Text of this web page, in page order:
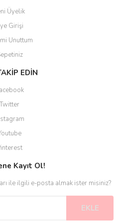
Üyelik
Girişi
Unuttum
EDİN
Twitter
Kayıt Ol!
ile ilgili e-posta almak ister misiniz?
EKLE